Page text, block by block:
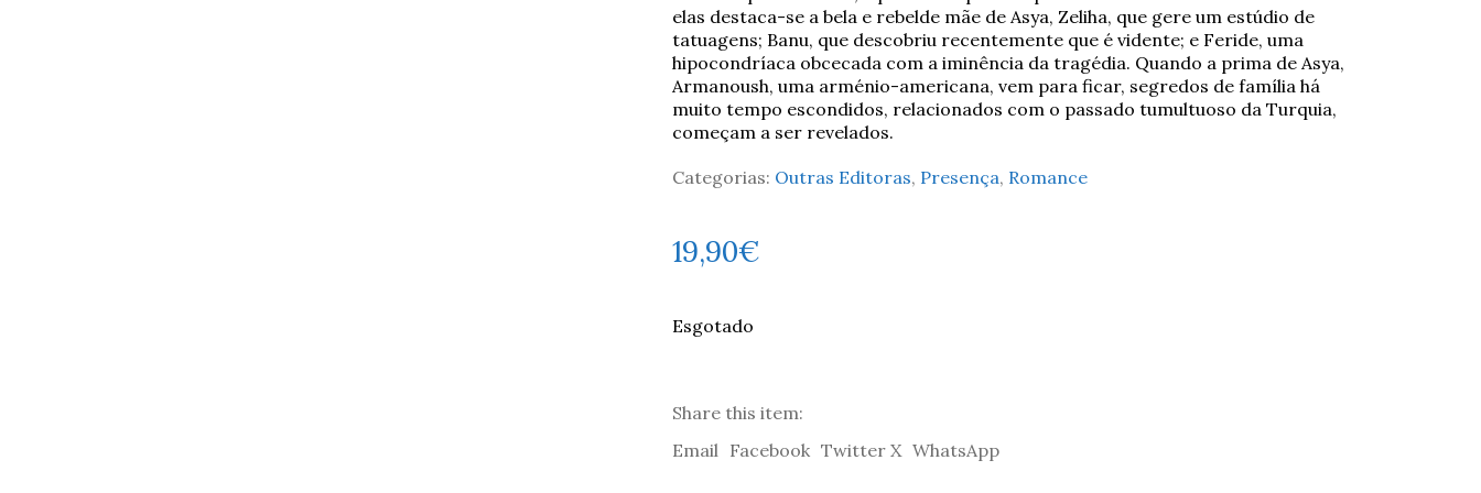
elas destaca-se a bela e rebelde mãe de Asya, Zeliha, que gere um estúdio de
tatuagens; Banu, que descobriu recentemente que é vidente; e Feride, uma
hipocondríaca obcecada com a iminência da tragédia. Quando a prima de Asya,
Armanoush, uma arménio-americana, vem para ficar, segredos de família há
muito tempo escondidos, relacionados com o passado tumultuoso da Turquia,
começam a ser revelados.
Categorias: Outras Editoras, Presença, Romance
19,90€
Esgotado
Share this item:
Email Facebook Twitter X WhatsApp